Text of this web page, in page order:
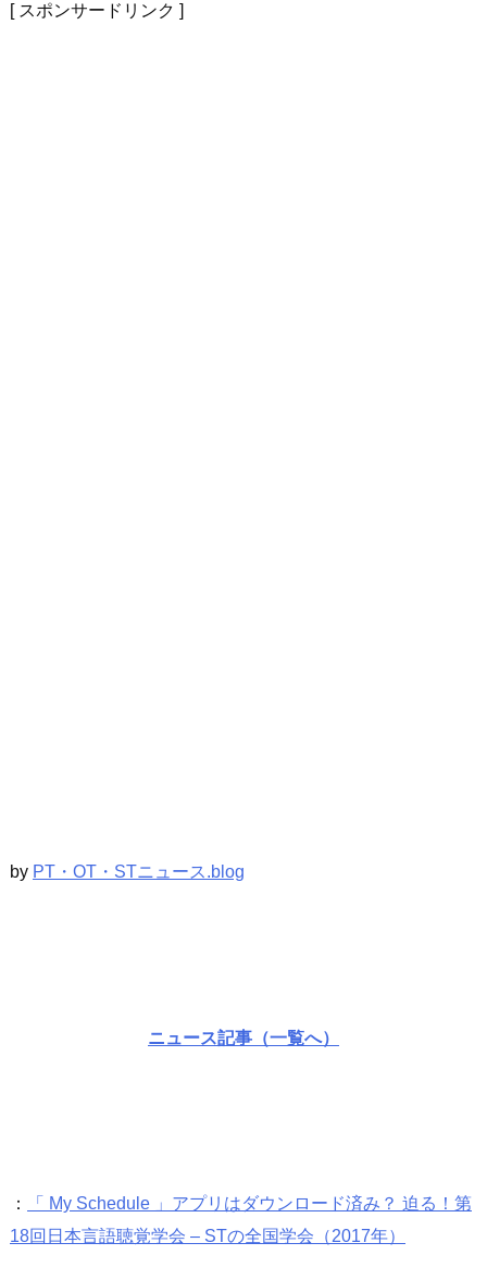
[ スポンサードリンク ]
by PT・OT・STニュース.blog
ニュース記事（一覧へ）
：
「 My Schedule 」アプリはダウンロード済み？ 迫る！第
18回日本言語聴覚学会 – STの全国学会（2017年）